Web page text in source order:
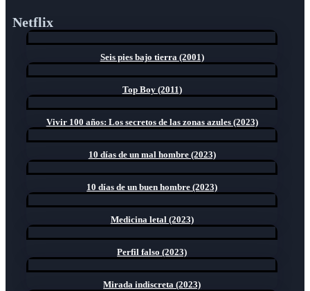
Netflix
Seis pies bajo tierra (2001)
Top Boy (2011)
Vivir 100 años: Los secretos de las zonas azules (2023)
10 días de un mal hombre (2023)
10 días de un buen hombre (2023)
Medicina letal (2023)
Perfil falso (2023)
Mirada indiscreta (2023)